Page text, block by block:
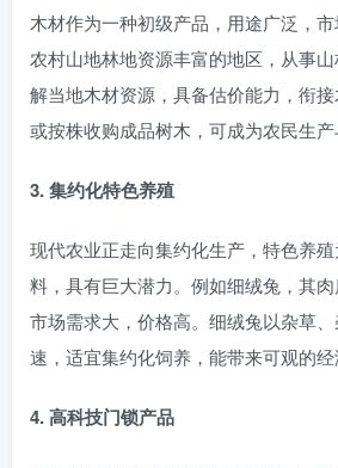
木材作为一种初级产品，用途广泛，
农村山地林地资源丰富的地区，从事
解当地木材资源，具备估价能力，衔
或按株收购成品树木，可成为农民生产
3. 集约化特色养殖
现代农业正走向集约化生产，特色养
料，具有巨大潜力。例如细绒兔，其肉
市场需求大，价格高。细绒兔以杂草
速，适宜集约化饲养，能带来可观的经
4. 高科技门锁产品